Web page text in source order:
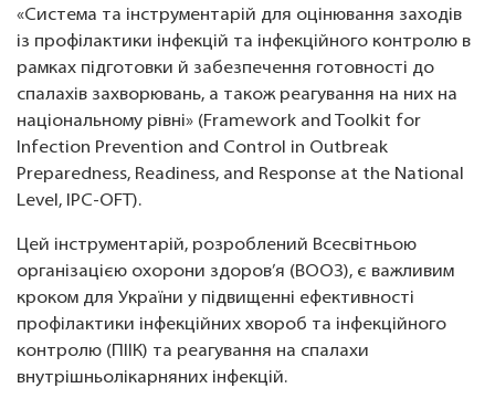
«Система та інструментарій для оцінювання заходів
із профілактики інфекцій та інфекційного контролю в
рамках підготовки й забезпечення готовності до
спалахів захворювань, а також реагування на них на
національному рівні» (Framework and Toolkit for
Infection Prevention and Control in Outbreak
Preparedness, Readiness, and Response at the National
Level, IPC-OFT).
Цей інструментарій, розроблений Всесвітньою
організацією охорони здоров’я (ВООЗ), є важливим
кроком для України у підвищенні ефективності
профілактики інфекційних хвороб та інфекційного
контролю (ПІІК) та реагування на спалахи
внутрішньолікарняних інфекцій.